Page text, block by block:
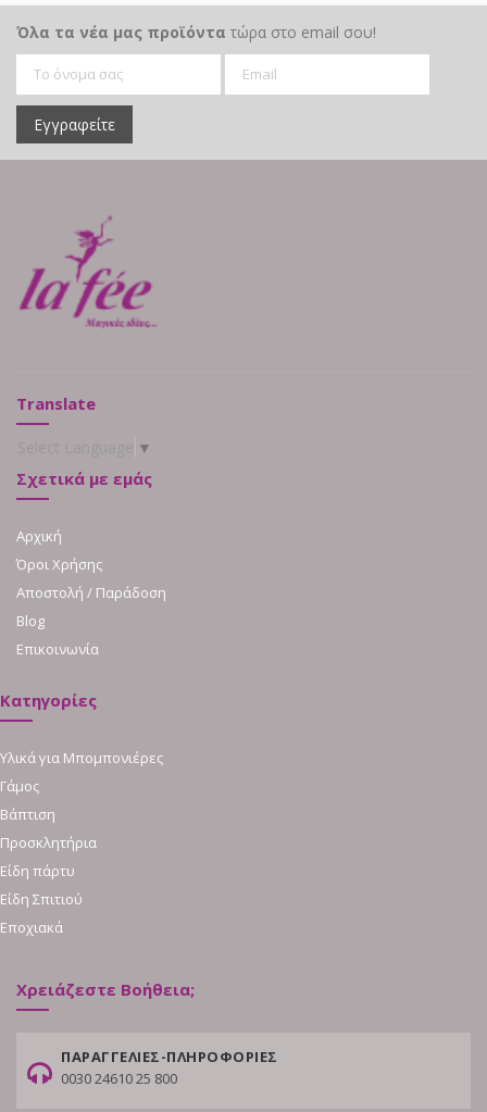
Όλα τα νέα μας προϊόντα τώρα στο email σου!
Εγγραφείτε
Translate
▼
Σχετικά με εμάς
Αρχική
Όροι Χρήσης
Αποστολή / Παράδοση
Blog
Επικοινωνία
Κατηγορίες
Υλικά για Μπομπονιέρες
Γάμος
Βάπτιση
Προσκλητήρια
Είδη πάρτυ
Είδη Σπιτιού
Εποχιακά
Χρειάζεστε Βοήθεια;
ΠΑΡΑΓΓΕΛΙΕΣ-ΠΛΗΡΟΦΟΡΙΕΣ
0030 24610 25 800